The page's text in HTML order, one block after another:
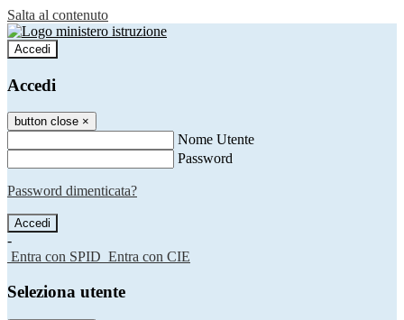
Salta al contenuto
Accedi
Accedi
button close ×
Nome Utente
Password
Password dimenticata?
-
Entra con SPID Entra con CIE
Seleziona utente